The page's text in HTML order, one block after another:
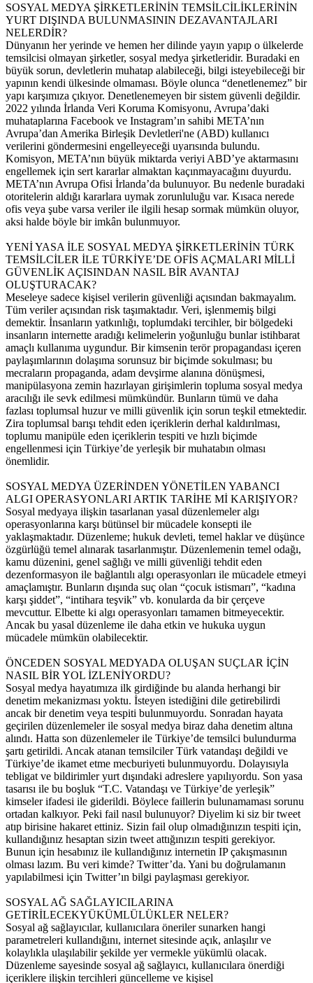
SOSYAL MEDYA ŞİRKETLERİNİN TEMSİLCİLİKLERİNİN
YURT DIŞINDA BULUNMASININ DEZAVANTAJLARI
NELERDİR?
Dünyanın her yerinde ve hemen her dilinde yayın yapıp o ülkelerde
temsilcisi olmayan şirketler, sosyal medya şirketleridir. Buradaki en
büyük sorun, devletlerin muhatap alabileceği, bilgi isteyebileceği bir
yapının kendi ülkesinde olmaması. Böyle olunca “denetlenemez” bir
yapı karşımıza çıkıyor. Denetlenemeyen bir sistem güvenli değildir.
2022 yılında İrlanda Veri Koruma Komisyonu, Avrupa’daki
muhataplarına Facebook ve Instagram’ın sahibi META’nın
Avrupa’dan Amerika Birleşik Devletleri'ne (ABD) kullanıcı
verilerini göndermesini engelleyeceği uyarısında bulundu.
Komisyon, META’nın büyük miktarda veriyi ABD’ye aktarmasını
engellemek için sert kararlar almaktan kaçınmayacağını duyurdu.
META’nın Avrupa Ofisi İrlanda’da bulunuyor. Bu nedenle buradaki
otoritelerin aldığı kararlara uymak zorunluluğu var. Kısaca nerede
ofis veya şube varsa veriler ile ilgili hesap sormak mümkün oluyor,
aksi halde böyle bir imkân bulunmuyor.
YENİ YASA İLE SOSYAL MEDYA ŞİRKETLERİNİN TÜRK
TEMSİLCİLER İLE TÜRKİYE’DE OFİS AÇMALARI MİLLİ
GÜVENLİK AÇISINDAN NASIL BİR AVANTAJ
OLUŞTURACAK?
Meseleye sadece kişisel verilerin güvenliği açısından bakmayalım.
Tüm veriler açısından risk taşımaktadır. Veri, işlenmemiş bilgi
demektir. İnsanların yatkınlığı, toplumdaki tercihler, bir bölgedeki
insanların internette aradığı kelimelerin yoğunluğu bunlar istihbarat
amaçlı kullanıma uygundur. Bir kimsenin terör propagandası içeren
paylaşımlarının dolaşıma sorunsuz bir biçimde sokulması; bu
mecraların propaganda, adam devşirme alanına dönüşmesi,
manipülasyona zemin hazırlayan girişimlerin topluma sosyal medya
aracılığı ile sevk edilmesi mümkündür. Bunların tümü ve daha
fazlası toplumsal huzur ve milli güvenlik için sorun teşkil etmektedir.
Zira toplumsal barışı tehdit eden içeriklerin derhal kaldırılması,
toplumu manipüle eden içeriklerin tespiti ve hızlı biçimde
engellenmesi için Türkiye’de yerleşik bir muhatabın olması
önemlidir.
SOSYAL MEDYA ÜZERİNDEN YÖNETİLEN YABANCI
ALGI OPERASYONLARI ARTIK TARİHE Mİ KARIŞIYOR?
Sosyal medyaya ilişkin tasarlanan yasal düzenlemeler algı
operasyonlarına karşı bütünsel bir mücadele konsepti ile
yaklaşmaktadır. Düzenleme; hukuk devleti, temel haklar ve düşünce
özgürlüğü temel alınarak tasarlanmıştır. Düzenlemenin temel odağı,
kamu düzenini, genel sağlığı ve milli güvenliği tehdit eden
dezenformasyon ile bağlantılı algı operasyonları ile mücadele etmeyi
amaçlamıştır. Bunların dışında suç olan “çocuk istismarı”, “kadına
karşı şiddet”, “intihara teşvik” vb. konularda da bir çerçeve
mevcuttur. Elbette ki algı operasyonları tamamen bitmeyecektir.
Ancak bu yasal düzenleme ile daha etkin ve hukuka uygun
mücadele mümkün olabilecektir.
ÖNCEDEN SOSYAL MEDYADA OLUŞAN SUÇLAR İÇİN
NASIL BİR YOL İZLENİYORDU?
Sosyal medya hayatımıza ilk girdiğinde bu alanda herhangi bir
denetim mekanizması yoktu. İsteyen istediğini dile getirebilirdi
ancak bir denetim veya tespiti bulunmuyordu. Sonradan hayata
geçirilen düzenlemeler ile sosyal medya biraz daha denetim altına
alındı. Hatta son düzenlemeler ile Türkiye’de temsilci bulundurma
şartı getirildi. Ancak atanan temsilciler Türk vatandaşı değildi ve
Türkiye’de ikamet etme mecburiyeti bulunmuyordu. Dolayısıyla
tebligat ve bildirimler yurt dışındaki adreslere yapılıyordu. Son yasa
tasarısı ile bu boşluk “T.C. Vatandaşı ve Türkiye’de yerleşik”
kimseler ifadesi ile giderildi. Böylece faillerin bulunamaması sorunu
ortadan kalkıyor. Peki fail nasıl bulunuyor? Diyelim ki siz bir tweet
atıp birisine hakaret ettiniz. Sizin fail olup olmadığınızın tespiti için,
kullandığınız hesaptan sizin tweet attığınızın tespiti gerekiyor.
Bunun için hesabınız ile kullandığınız internetin IP çakışmasının
olması lazım. Bu veri kimde? Twitter’da. Yani bu doğrulamanın
yapılabilmesi için Twitter’ın bilgi paylaşması gerekiyor.
SOSYAL AĞ SAĞLAYICILARINA
GETİRİLECEKYÜKÜMLÜLÜKLER NELER?
Sosyal ağ sağlayıcılar, kullanıcılara öneriler sunarken hangi
parametreleri kullandığını, internet sitesinde açık, anlaşılır ve
kolaylıkla ulaşılabilir şekilde yer vermekle yükümlü olacak.
Düzenleme sayesinde sosyal ağ sağlayıcı, kullanıcılara önerdiği
içeriklere ilişkin tercihleri güncelleme ve kişisel